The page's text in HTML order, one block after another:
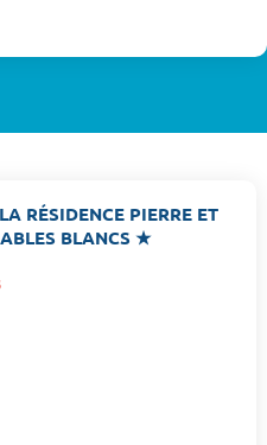
RÉSIDENCE PIERRE ET
BLANCS ★